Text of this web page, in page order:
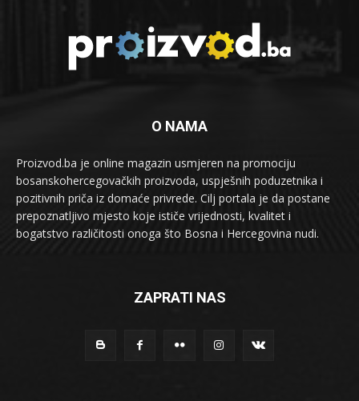
O NAMA
Proizvod.ba je online magazin usmjeren na promociju
bosanskohercegovačkih proizvoda, uspješnih poduzetnika i
pozitivnih priča iz domaće privrede. Cilj portala je da postane
prepoznatljivo mjesto koje ističe vrijednosti, kvalitet i
bogatstvo različitosti onoga što Bosna i Hercegovina nudi.
ZAPRATI NAS